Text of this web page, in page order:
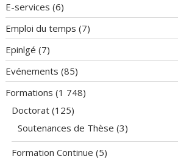
E-services (6)
Emploi du temps (7)
Epinlgé (7)
Evénements (85)
Formations (1 748)
Doctorat (125)
Soutenances de Thèse (3)
Formation Continue (5)